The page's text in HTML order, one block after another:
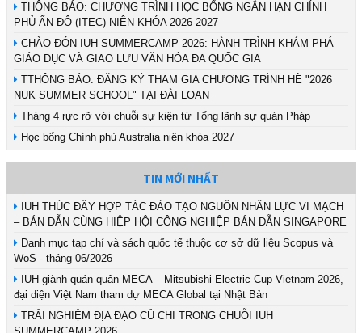
THÔNG BÁO: CHƯƠNG TRÌNH HỌC BỔNG NGẮN HẠN CHÍNH
PHỦ ẤN ĐỘ (ITEC) NIÊN KHÓA 2026-2027
CHÀO ĐÓN IUH SUMMERCAMP 2026: HÀNH TRÌNH KHÁM PHÁ
GIÁO DỤC VÀ GIAO LƯU VĂN HÓA ĐA QUỐC GIA
TTHÔNG BÁO: ĐĂNG KÝ THAM GIA CHƯƠNG TRÌNH HÈ "2026
NUK SUMMER SCHOOL" TẠI ĐÀI LOAN
Tháng 4 rực rỡ với chuỗi sự kiện từ Tổng lãnh sự quán Pháp
Học bổng Chính phủ Australia niên khóa 2027
TIN MỚI NHẤT
IUH THÚC ĐẨY HỢP TÁC ĐÀO TẠO NGUỒN NHÂN LỰC VI MẠCH
– BÁN DẪN CÙNG HIỆP HỘI CÔNG NGHIỆP BÁN DẪN SINGAPORE
Danh mục tạp chí và sách quốc tế thuộc cơ sở dữ liệu Scopus và
WoS - tháng 06/2026
IUH giành quán quân MECA – Mitsubishi Electric Cup Vietnam 2026,
đại diện Việt Nam tham dự MECA Global tại Nhật Bản
TRẢI NGHIỆM ĐỊA ĐẠO CỦ CHI TRONG CHUỖI IUH